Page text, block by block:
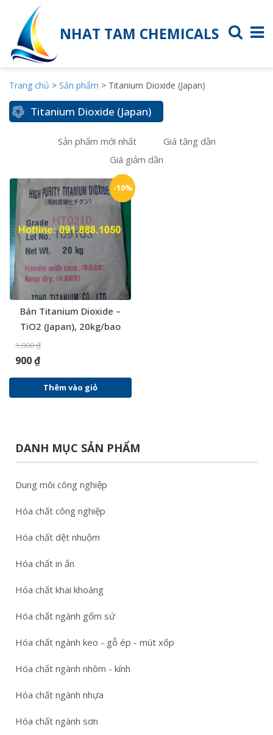
NHAT TAM CHEMICALS
Trang chủ > Sản phẩm > Titanium Dioxide (Japan)
Titanium Dioxide (Japan)
Sản phẩm mới nhất
Giá tăng dần
Giá giảm dần
-10%
Bán Titanium Dioxide –
TiO2 (Japan), 20kg/bao
1,000₫
900₫
Thêm vào giỏ
DANH MỤC SẢN PHẨM
Dung môi công nghiệp
Hóa chất công nghiệp
Hóa chất dệt nhuộm
Hóa chất in ấn
Hóa chất khai khoáng
Hóa chất ngành gốm sứ
Hóa chất ngành keo - gỗ ép - mút xốp
Hóa chất ngành nhôm - kính
Hóa chất ngành nhựa
Hóa chất ngành sơn